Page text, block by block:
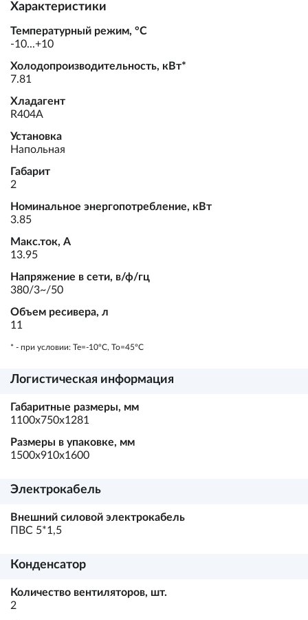
Характеристики
Температурный режим, °С
-10...+10
Холодопроизводительность, кВт*
7.81
Хладагент
R404A
Установка
Напольная
Габарит
2
Номинальное энергопотребление, кВт
3.85
Макс.ток, А
13.95
Напряжение в сети, в/ф/гц
380/3~/50
Объем ресивера, л
11
* - при условии: Te=-10ºC, To=45ºC
Логистическая информация
Габаритные размеры, мм
1100х750х1281
Размеры в упаковке, мм
1500х910х1600
Электрокабель
Внешний силовой электрокабель
ПВС 5*1,5
Конденсатор
Количество вентиляторов, шт.
2